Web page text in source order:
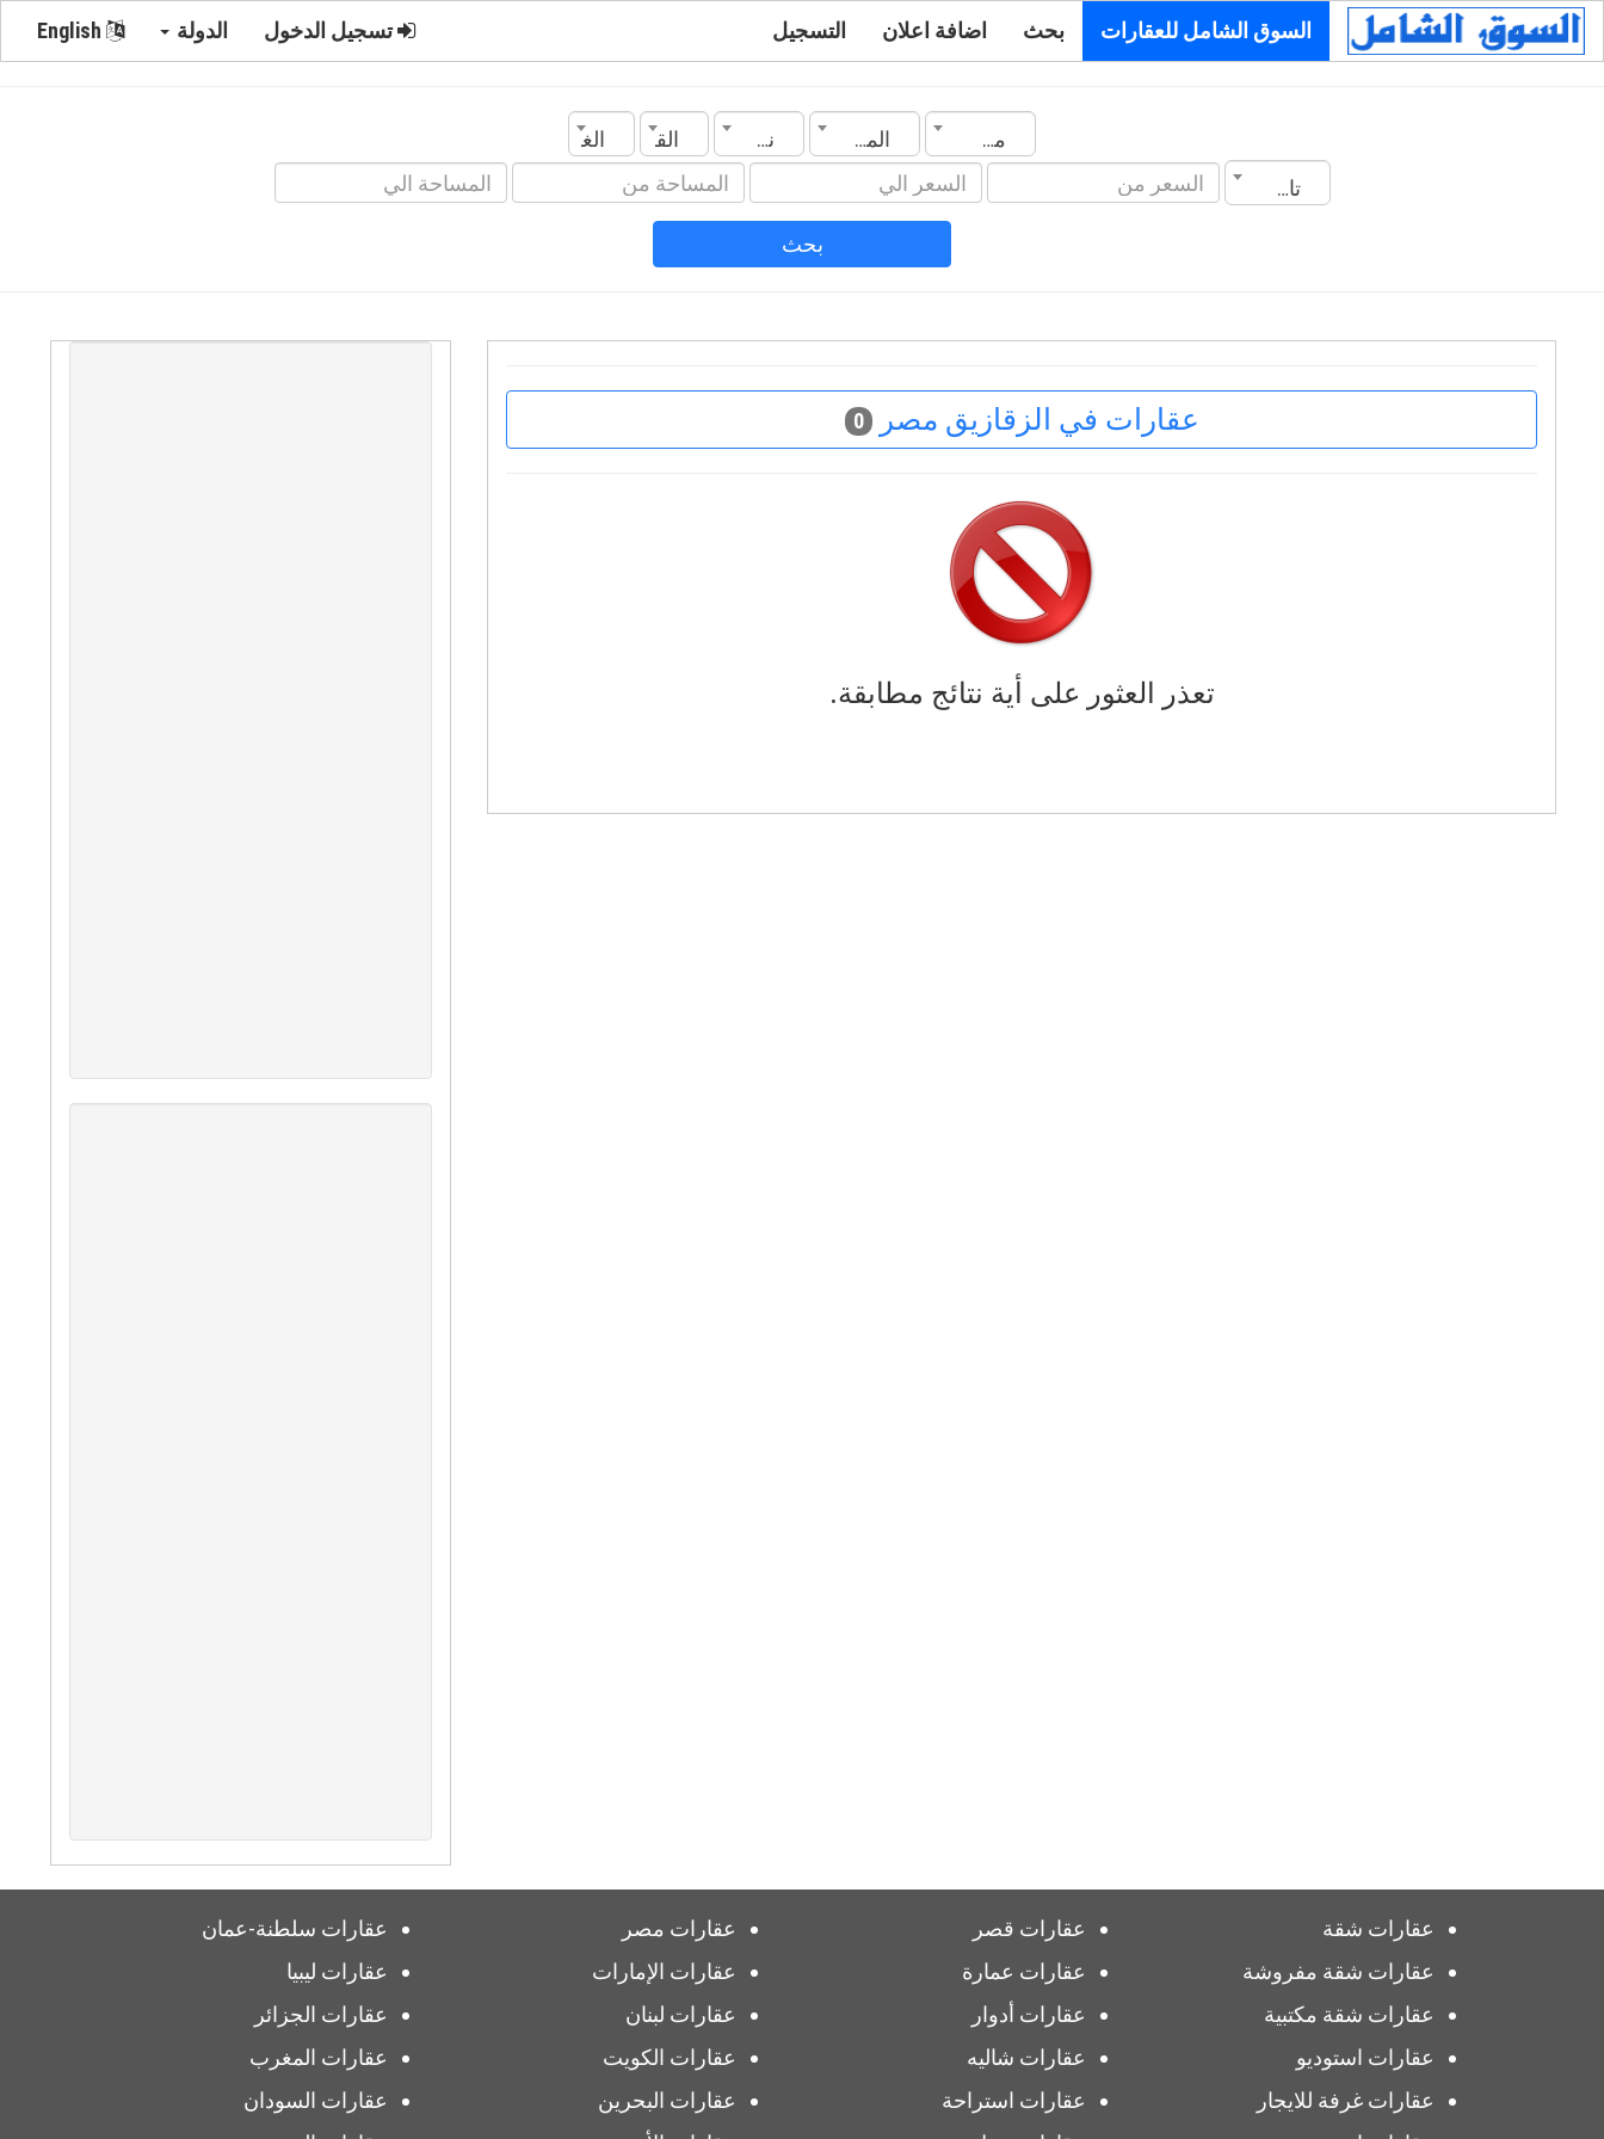
السوق الشامل للعقارات بحث اضافة اعلان التسجيل تسجيل الدخول الدولة
مصر المدينة نوع العقار القسم
الغرف
تاريخ الانشاء
بحث
عقارات في الزقازيق مصر 0
تعذر العثور على أية نتائج مطابقة.
عقارات شقة
عقارات شقة مفروشة
عقارات شقة مكتبية
عقارات استوديو
عقارات غرفة للايجار
عقارات قصر
عقارات عمارة
عقارات أدوار
عقارات شاليه
عقارات استراحة
عقارات مصر
عقارات الإمارات
عقارات لبنان
عقارات الكويت
عقارات البحرين
عقارات سلطنة-عمان
عقارات ليبيا
عقارات الجزائر
عقارات المغرب
عقارات السودان